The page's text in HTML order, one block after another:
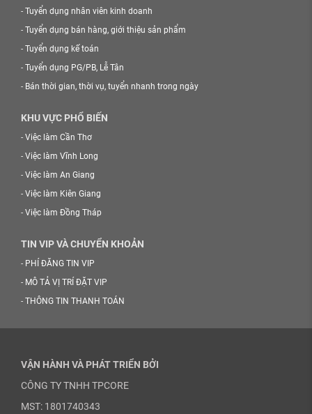
- Tuyển dụng nhân viên kinh doanh
- Tuyển dụng bán hàng, giới thiệu sản phẩm
- Tuyển dụng kế toán
- Tuyển dụng PG/PB, Lễ Tân
- Bán thời gian, thời vụ, tuyển nhanh trong ngày
KHU VỰC PHỔ BIẾN
- Việc làm Cần Thơ
- Việc làm Vĩnh Long
- Việc làm An Giang
- Việc làm Kiên Giang
- Việc làm Đồng Tháp
TIN VIP VÀ CHUYỂN KHOẢN
- PHÍ ĐĂNG TIN VIP
- MÔ TẢ VỊ TRÍ ĐẶT VIP
- THÔNG TIN THANH TOÁN
VẬN HÀNH VÀ PHÁT TRIỂN BỞI
CÔNG TY TNHH TPCORE
MST: 1801740343